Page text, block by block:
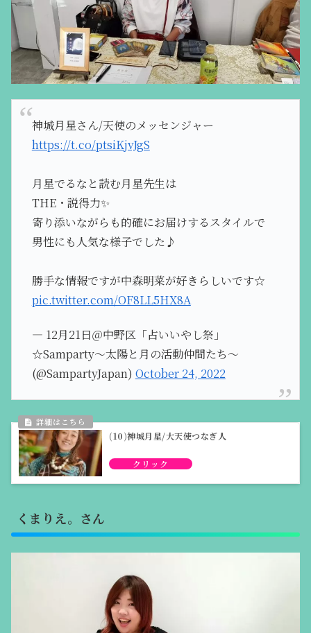
神城月星さん/天使のメッセンジャー
https://t.co/ptsiKjvJgS
月星でるなと読む月星先生は
THE・説得力✨
寄り添いながらも的確にお届けするスタイルで
男性にも人気な様子でした♪
勝手な情報ですが中森明菜が好きらしいです☆
pic.twitter.com/OF8LL5HX8A
— 12月21日＠中野区「占いいやし祭」
☆Samparty～太陽と月の活動仲間たち～
(@SampartyJapan) October 24, 2022
(10)神城月星/大天使つなぎ人
くまりえ。さん